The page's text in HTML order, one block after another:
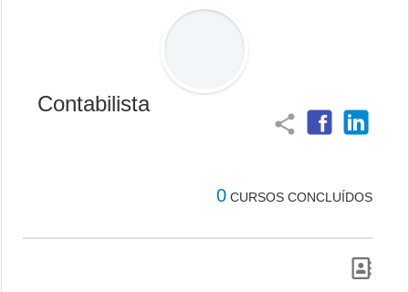
Contabilista
share
0 CURSOS CONCLUÍDOS